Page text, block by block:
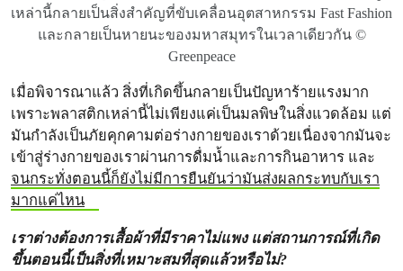
เหล่านี้กลายเป็นสิ่งสำคัญที่ขับเคลื่อนอุตสาหกรรม Fast Fashion
และกลายเป็นหายนะของมหาสมุทรในเวลาเดียวกัน ©
Greenpeace
เมื่อพิจารณาแล้ว สิ่งที่เกิดขึ้นกลายเป็นปัญหาร้ายแรงมาก
เพราะพลาสติกเหล่านี้ไม่เพียงแค่เป็นมลพิษในสิ่งแวดล้อม แต่
มันกำลังเป็นภัยคุกคามต่อร่างกายของเราด้วยเนื่องจากมันจะ
เข้าสู่ร่างกายของเราผ่านการดื่มน้ำและการกินอาหาร และ
จนกระทั่งตอนนี้ก็ยังไม่มีการยืนยันว่ามันส่งผลกระทบกับเรา
มากแค่ไหน
เราต่างต้องการเสื้อผ้าที่มีราคาไม่แพง แต่สถานการณ์ที่เกิด
ขึ้นตอนนี้เป็นสิ่งที่เหมาะสมที่สุดแล้วหรือไม่?